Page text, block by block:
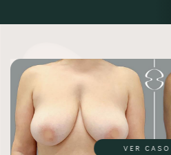
VER CASO